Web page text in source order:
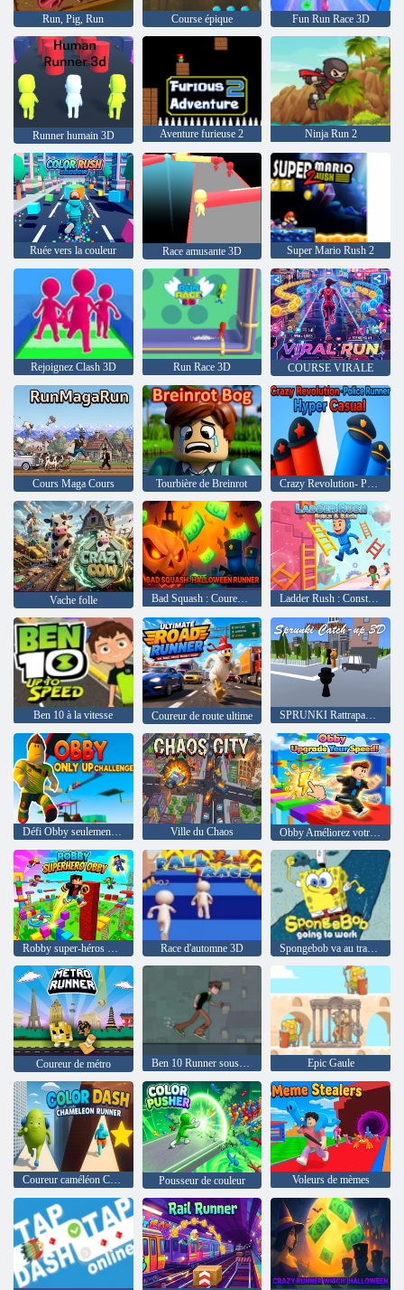
Run, Pig, Run Course épique Fun Run Race 3D
Runner humain 3D Aventure furieuse 2 Ninja Run 2
Ruée vers la couleur Race amusante 3D Super Mario Rush 2
Rejoignez Clash 3D Run Race 3D COURSE VIRALE
Cours Maga Cours Tourbière de Breinrot
Vache folle Bad Squash : Coureur d'Halloween Ladder Rush : Construire et faire la course
Ben 10 à la vitesse Coureur de route ultime SPRUNKI Rattrapage 3D
Ville du Chaos Obby Améliorez votre vitesse !
Race d'automne 3D
Coureur de métro Ben 10 Runner sous-ville Epic Gaule
Coureur caméléon Color Dash Pousseur de couleur Voleurs de mèmes